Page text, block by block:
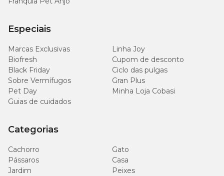
Ácido Fólico (0,06 mg); Ácido Pantotênico (1,15 mg); Biotina (0,04
Vitamina A (922,50 UI); Vitamina B1 (0,92 mg); Vitamina B12 (11,53
mcg); Vitamina B2 (0,46 mg); Vitamina B6 (0,55 mg); Vitamina C
(3,46 mg); Vitamina D3 (41,51 UI); Vitamina E (12,92 UI); Vitamina
K3 (0,06 mg).
Especiais
Marcas Exclusivas
Linha Joy
Biofresh
Cupom de desconto
Black Friday
Ciclo das pulgas
Sobre Vermífugos
Gran Plus
Pet Day
Minha Loja Cobasi
Guias de cuidados
Categorias
Cachorro
Gato
Pássaros
Casa
Jardim
Peixes